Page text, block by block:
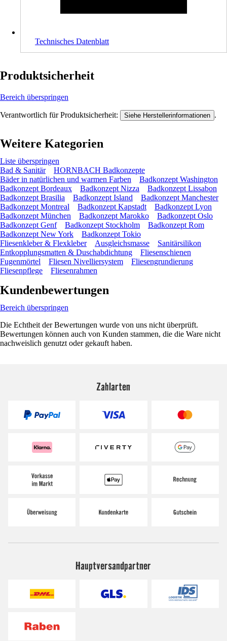
Technisches Datenblatt
Produktsicherheit
Bereich überspringen
Verantwortlich für Produktsicherheit: Siehe Herstellerinformationen .
Weitere Kategorien
Liste überspringen
Bad & Sanitär
HORNBACH Badkonzepte
Bäder in natürlichen und warmen Farben
Badkonzept Washington
Badkonzept Bordeaux
Badkonzept Nizza
Badkonzept Lissabon
Badkonzept Brasilia
Badkonzept Island
Badkonzept Manchester
Badkonzept Montreal
Badkonzept Kapstadt
Badkonzept Lyon
Badkonzept München
Badkonzept Marokko
Badkonzept Oslo
Badkonzept Genf
Badkonzept Stockholm
Badkonzept Rom
Badkonzept New York
Badkonzept Tokio
Fliesenkleber & Flexkleber
Ausgleichsmasse
Sanitärsilikon
Entkopplungsmatten & Duschabdichtung
Fliesenschienen
Fugenmörtel
Fliesen Nivelliersystem
Fliesengrundierung
Fliesenpflege
Fliesenrahmen
Kundenbewertungen
Bereich überspringen
Die Echtheit der Bewertungen wurde von uns nicht überprüft.
Bewertungen können auch von Kunden stammen, die die Ware nicht
nachweislich genutzt oder gekauft haben.
Zahlarten
Hauptversandpartner